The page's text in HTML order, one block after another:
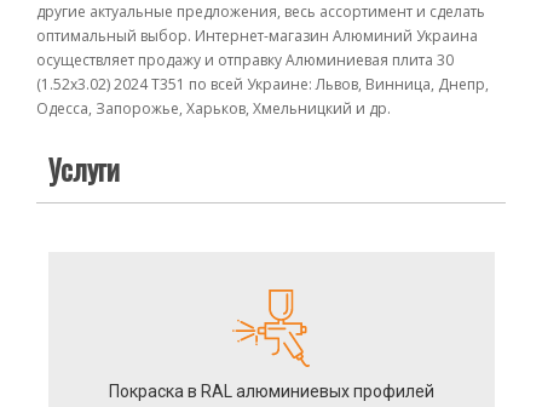
другие актуальные предложения, весь ассортимент и сделать
оптимальный выбор. Интернет-магазин Алюминий Украина
осуществляет продажу и отправку Алюминиевая плита 30
(1.52х3.02) 2024 T351 по всей Украине: Львов, Винница, Днепр,
Одесса, Запорожье, Харьков, Хмельницкий и др.
Услуги
Покраска в RAL алюминиевых профилей